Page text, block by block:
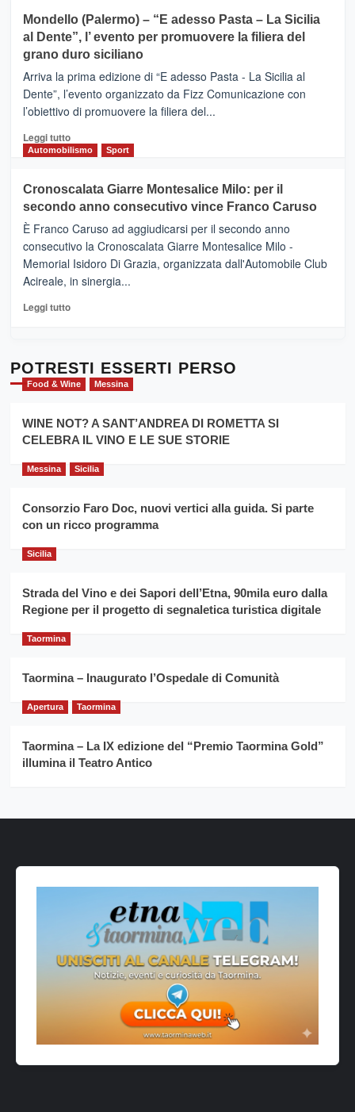
e
messaggi
di
CASTIGLIONE
DI
SICILIA
(Ct)
–
Il
Borgo
Gusto,
il
tra
sapori
vicoli
medievali
Mondello (Palermo) – “E adesso Pasta – La Sicilia
al Dente”, l’ evento per promuovere la filiera del
grano duro siciliano
Arriva la prima edizione di “E adesso Pasta - La Sicilia al
Dente”, l’evento organizzato da Fizz Comunicazione con
l’obiettivo di promuovere la filiera del...
Leggi tuttoLeggi
di
Mondello
(Palermo)
–
“E
adesso
Pasta
–
Sicilia
l’
evento
per
la
filiera
grano
Automobilismo Sport
Cronoscalata Giarre Montesalice Milo: per il
secondo anno consecutivo vince Franco Caruso
È Franco Caruso ad aggiudicarsi per il secondo anno
consecutivo la Cronoscalata Giarre Montesalice Milo -
Memorial Isidoro Di Grazia, organizzata dall'Automobile Club
Acireale, in sinergia...
Leggi tuttoLeggi
Cronoscalata
Giarre
Montesalice
per
il
anno
Franco
Caruso
POTRESTI ESSERTI PERSO
Food & Wine Messina
WINE NOT? A SANT’ANDREA DI ROMETTA SI
CELEBRA IL VINO E LE SUE STORIE
Messina Sicilia
Consorzio Faro Doc, nuovi vertici alla guida. Si parte
con un ricco programma
Sicilia
Strada del Vino e dei Sapori dell’Etna, 90mila euro dalla
Regione per il progetto di segnaletica turistica digitale
Taormina
Taormina – Inaugurato l’Ospedale di Comunità
Apertura Taormina
Taormina – La IX edizione del “Premio Taormina Gold”
illumina il Teatro Antico